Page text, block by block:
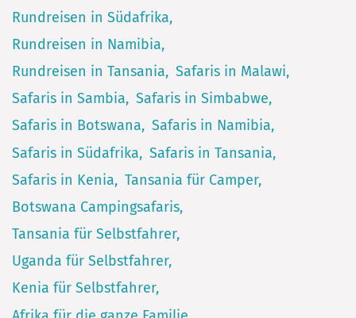
Rundreisen in Südafrika
Rundreisen in Namibia
Rundreisen in Tansania
Safaris in Malawi
Safaris in Sambia
Safaris in Simbabwe
Safaris in Botswana
Safaris in Namibia
Safaris in Südafrika
Safaris in Tansania
Safaris in Kenia
Tansania für Camper
Botswana Campingsafaris
Tansania für Selbstfahrer
Uganda für Selbstfahrer
Kenia für Selbstfahrer